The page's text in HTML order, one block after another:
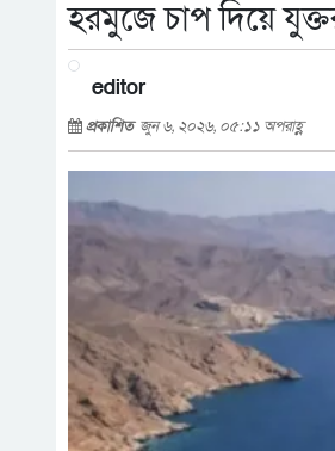
হরমুজে চাপ দিয়ে
editor
প্রকাশিত জুন ৬, ২০২৬, ০৫:১১ অপরাহ্ণ